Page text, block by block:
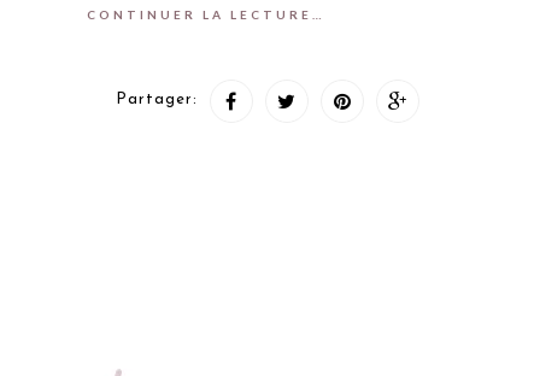
CONTINUER LA LECTURE…
Partager: